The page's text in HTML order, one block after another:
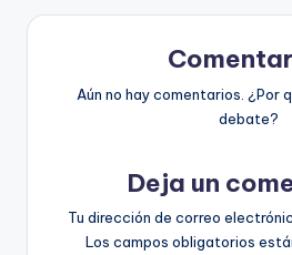
Aún no hay comentarios. ¿Por
debate?
Deja un
Tu dirección de correo
Los campos obligatorios